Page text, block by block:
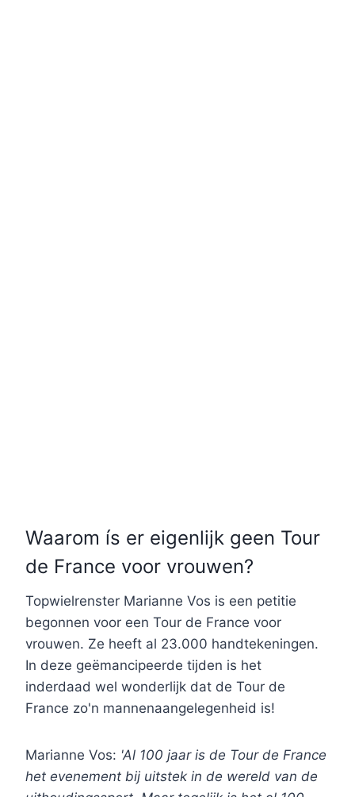
Waarom ís er eigenlijk geen Tour
de France voor vrouwen?
Topwielrenster Marianne Vos is een petitie
begonnen voor een Tour de France voor
vrouwen. Ze heeft al 23.000 handtekeningen.
In deze geëmancipeerde tijden is het
inderdaad wel wonderlijk dat de Tour de
France zo'n mannenaangelegenheid is!
Marianne Vos: 'Al 100 jaar is de Tour de France
het evenement bij uitstek in de wereld van de